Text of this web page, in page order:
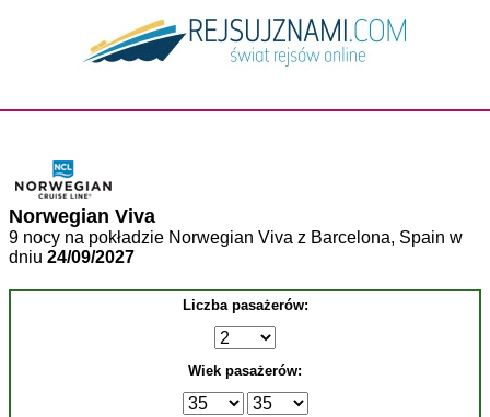
Norwegian Viva
9 nocy na pokładzie Norwegian Viva z Barcelona, Spain w
dniu 24/09/2027
Liczba pasażerów:
Wiek pasażerów: